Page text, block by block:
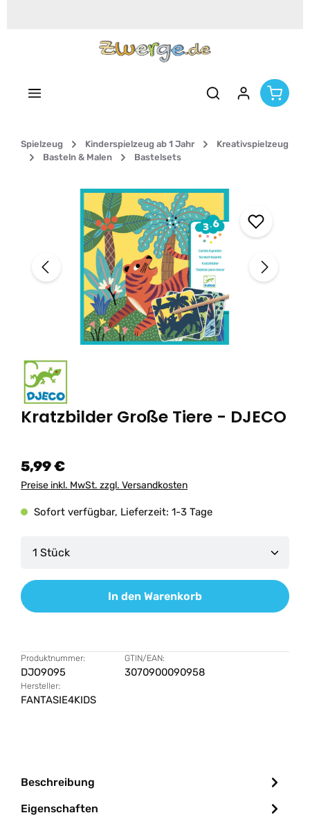
Spielzeug Kinderspielzeug ab 1 Jahr
Kreativspielzeug
Basteln & Malen
Bastelsets
Bildergalerie überspringen
Kratzbilder Große Tiere - DJECO
5,99 €
Preise inkl. MwSt. zzgl. Versandkosten
Sofort verfügbar, Lieferzeit: 1-3 Tage
Produkt Anzahl: Gib den gewünschten Wert
In den Warenkorb
Produktnummer:
DJO9095
GTIN/EAN:
3070900090958
Hersteller:
FANTASIE4KIDS
Beschreibung
Eigenschaften